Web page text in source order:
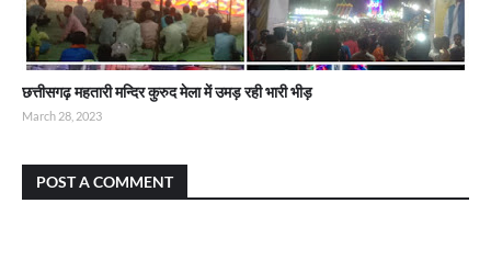
छत्तीसगढ़ महतारी मन्दिर कुरुद मेला में उमड़ रही भारी भीड़
March 28, 2023
POST A COMMENT